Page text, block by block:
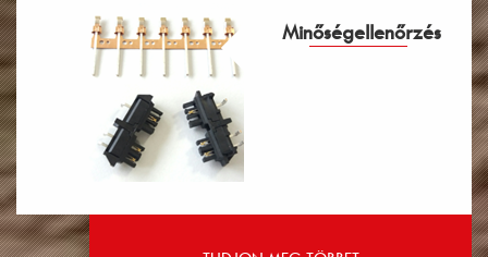
Minőségellenőrzés